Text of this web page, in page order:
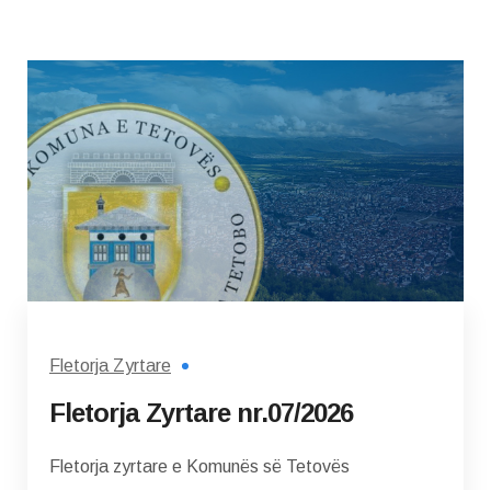
Fletorja Zyrtare
Fletorja Zyrtare nr.07/2026
Fletorja zyrtare e Komunës së Tetovës